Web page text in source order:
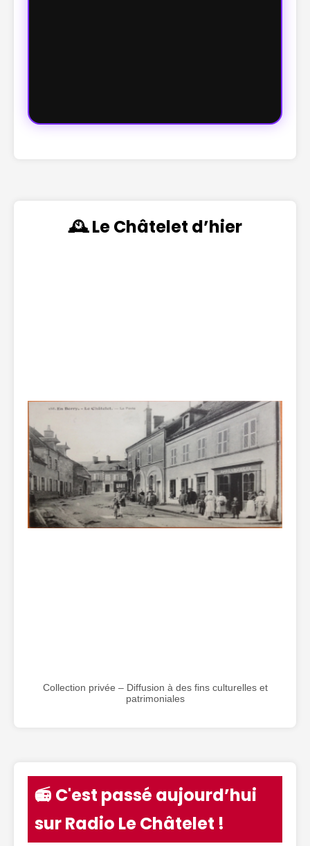
🕰️ Le Châtelet d’hier
Collection privée – Diffusion à des fins culturelles et
patrimoniales
📻 C'est passé aujourd’hui
sur Radio Le Châtelet !